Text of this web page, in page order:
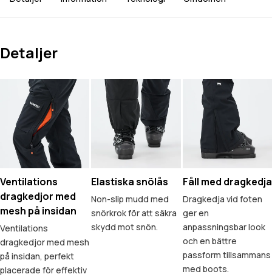
Detaljer
Ventilations
dragkedjor med
mesh på insidan
Ventilations
dragkedjor med mesh
på insidan, perfekt
placerade för effektiv
Elastiska snölås
Non-slip mudd med
snörkrok för att säkra
skydd mot snön.
Fåll med dragkedja
Dragkedja vid foten
ger en
anpassningsbar look
och en bättre
passform tillsammans
med boots.